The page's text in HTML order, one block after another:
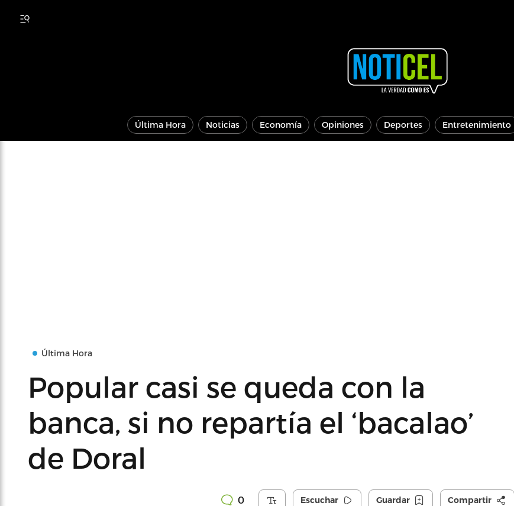
Última Hora Noticias Economía Opiniones Deportes Entretenimiento
Última Hora
Popular casi se queda con la
banca, si no repartía el ‘bacalao’
de Doral
0 Escuchar Guardar Compartir